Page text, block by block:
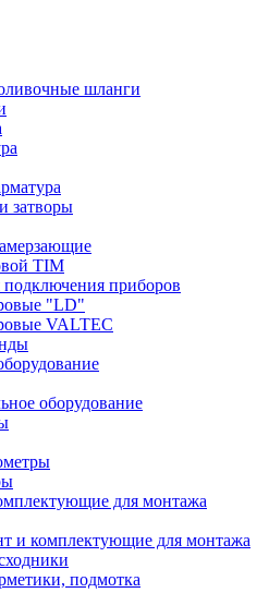
шланги
затворы
TIM
приборов
"LD"
VALTEC
оборудование
для монтажа
и комплектующие для монтажа
подмотка